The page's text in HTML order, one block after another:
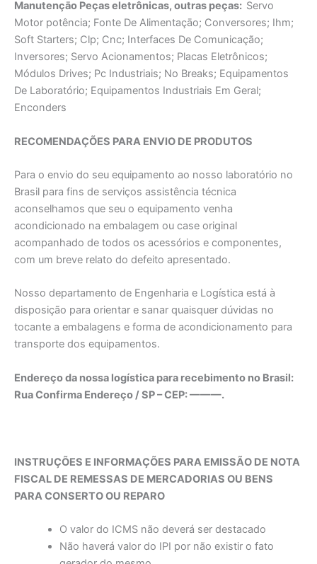
Manutençāo Peças eletrônicas, outras peças: Servo
Motor potência; Fonte De Alimentaçāo; Conversores; Ihm;
Soft Starters; Clp; Cnc; Interfaces De Comunicação;
Inversores; Servo Acionamentos; Placas Eletrônicos;
Módulos Drives; Pc Industriais; No Breaks; Equipamentos
De Laboratório; Equipamentos Industriais Em Geral;
Enconders
RECOMENDAÇÕES PARA ENVIO DE PRODUTOS
Para o envio do seu equipamento ao nosso laboratório no
Brasil para fins de serviços assistência técnica
aconselhamos que seu o equipamento venha
acondicionado na embalagem ou case original
acompanhado de todos os acessórios e componentes,
com um breve relato do defeito apresentado.
Nosso departamento de Engenharia e Logística está à
disposição para orientar e sanar quaisquer dúvidas no
tocante a embalagens e forma de acondicionamento para
transporte dos equipamentos.
Endereço da nossa logística para recebimento no Brasil:
Rua Confirma Endereço / SP – CEP: ———.
INSTRUÇÕES E INFORMAÇÕES PARA EMISSÃO DE NOTA
FISCAL DE REMESSAS DE MERCADORIAS OU BENS
PARA CONSERTO OU REPARO
O valor do ICMS não deverá ser destacado
Não haverá valor do IPI por não existir o fato